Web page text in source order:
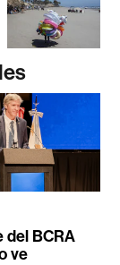
del BCRA
ve